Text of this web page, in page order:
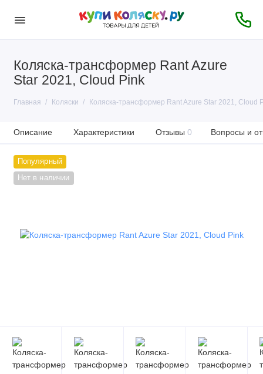
Коляска-трансформер Rant Azure
Star 2021, Cloud Pink
Главная Коляски Коляска-трансформер Rant Azure Star 2021, Cloud
Описание Характеристики Отзывы 0 Вопросы и
Популярный
Нет в наличии